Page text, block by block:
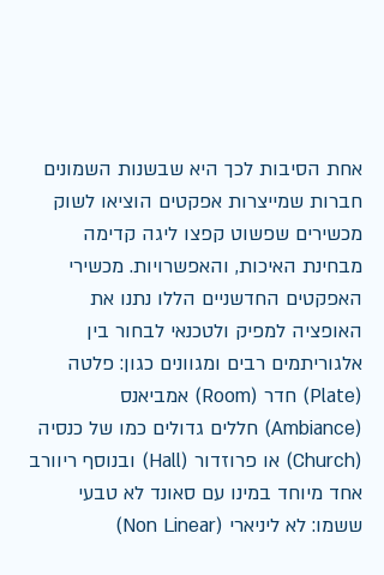
אחת הסיבות לכך היא שבשנות השמונים
חברות שמייצרות אפקטים הוציאו לשוק
מכשירים שפשוט קפצו ליגה קדימה
מבחינת האיכות, והאפשרויות. מכשירי
האפקטים החדשניים הללו נתנו את
האופציה למפיק ולטכנאי לבחור בין
אלגוריתמים רבים ומגוונים כגון: פלטה
(Plate) חדר (Room) אמביאנס
(Ambiance) חללים גדולים כמו של כנסיה
(Church) או פרוזדור (Hall) ובנוסף ריוורב
אחד מיוחד במינו עם סאונד לא טבעי
ששמו: לא ליניארי (Non Linear)